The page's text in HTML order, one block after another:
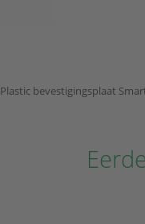
Plastic bevestigingsplaat